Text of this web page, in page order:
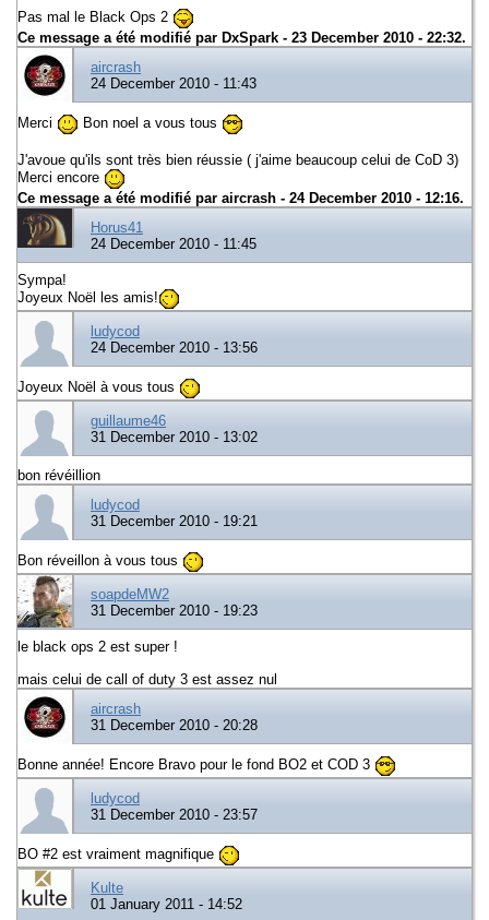
Pas mal le Black Ops 2
Ce message a été modifié par DxSpark - 23 December 2010 - 22:32.
aircrash
24 December 2010 - 11:43
Merci Bon noel a vous tous
J'avoue qu'ils sont très bien réussie ( j'aime beaucoup celui de CoD 3)
Merci encore
Ce message a été modifié par aircrash - 24 December 2010 - 12:16.
Horus41
24 December 2010 - 11:45
Sympa!
Joyeux Noël les amis!
ludycod
24 December 2010 - 13:56
Joyeux Noël à vous tous
guillaume46
31 December 2010 - 13:02
bon révéillion
ludycod
31 December 2010 - 19:21
Bon réveillon à vous tous
soapdeMW2
31 December 2010 - 19:23
le black ops 2 est super !
mais celui de call of duty 3 est assez nul
aircrash
31 December 2010 - 20:28
Bonne année! Encore Bravo pour le fond BO2 et COD 3
ludycod
31 December 2010 - 23:57
BO #2 est vraiment magnifique
Kulte
01 January 2011 - 14:52